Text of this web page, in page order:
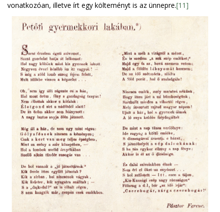
vonatkozóan, illetve írt egy költeményt is az ünnepre.[11]